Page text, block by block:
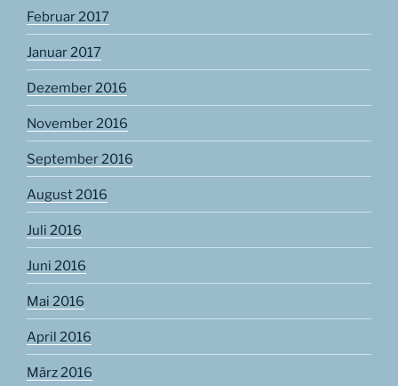
Februar 2017
Januar 2017
Dezember 2016
November 2016
September 2016
August 2016
Juli 2016
Juni 2016
Mai 2016
April 2016
März 2016